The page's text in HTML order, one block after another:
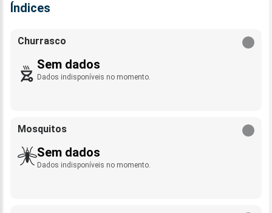
Índices
Churrasco
Sem dados
Dados indisponíveis no momento.
Mosquitos
Sem dados
Dados indisponíveis no momento.